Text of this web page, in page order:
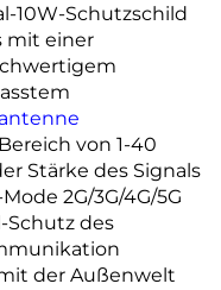
10W-Schutzschild
mit einer
antenne
von 1-40
Stärke des Signals
2G/3G/4G/5G
Schutz des
der Außenwelt